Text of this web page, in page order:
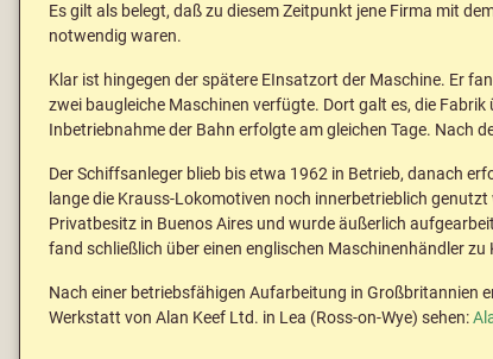
Es gilt als belegt, daß zu diesem Zeitpunkt jene Firma mit
notwendig waren.
Klar ist hingegen der spätere EInsatzort der Maschine. Er
zwei baugleiche Maschinen verfügte. Dort galt es, die
Inbetriebnahme der Bahn erfolgte am gleichen Tage. Nach
Der Schiffsanleger blieb bis etwa 1962 in Betrieb, danach
lange die Krauss-Lokomotiven noch innerbetrieblich
Privatbesitz in Buenos Aires und wurde äußerlich
fand schließlich über einen englischen Maschinenhändler zu
Nach einer betriebsfähigen Aufarbeitung in Großbritannien
Werkstatt von Alan Keef Ltd. in Lea (Ross-on-Wye) sehen: